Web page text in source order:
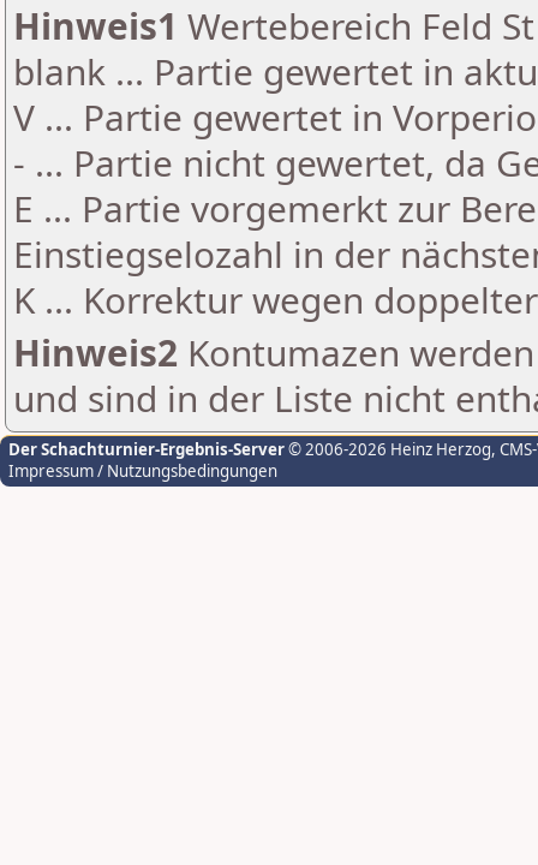
Hinweis1 Wertebereich Feld
blank ... Partie gewertet in
V ... Partie gewertet in
- ... Partie nicht gewertet, da
E ... Partie vorgemerkt zur
Einstiegselozahl in der
K ... Korrektur wegen
Hinweis2 Kontumazen
und sind in der Liste nicht
Der Schachturnier-Ergebnis-Server© 2006-2026 Heinz Herzog,
Impressum / Nutzungsbedingungen